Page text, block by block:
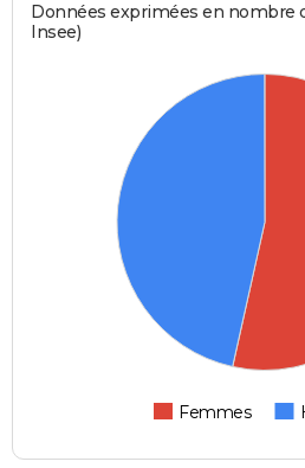
Données exprimées en nombre
Insee)
Femmes